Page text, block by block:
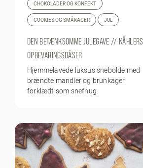
CHOKOLADER OG KONFEKT
COOKIES OG SMÅKAGER JUL
DEN BETÆNKSOMME JULEGAVE // KÄHLERS
OPBEVARINGSDÅSER
Hjemmelavede luksus snebolde med
brændte mandler og brunkager
forklædt som snefnug.